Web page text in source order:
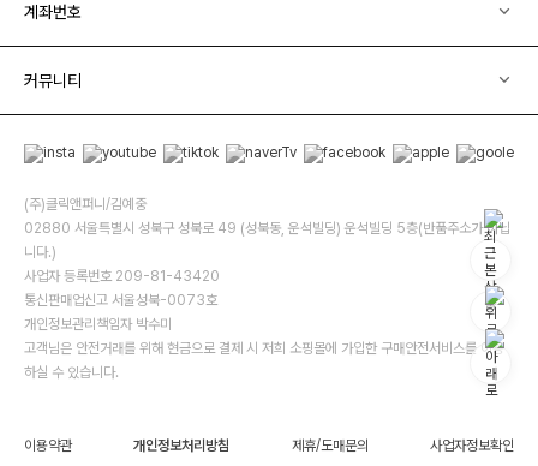
계좌번호
커뮤니티
(주)클릭앤퍼니/김예중
02880 서울특별시 성북구 성북로 49 (성북동, 운석빌딩) 운석빌딩 5층(반품주소가 아닙
니다.)
사업자 등록번호 209-81-43420
통신판매업신고 서울성북-0073호
개인정보관리책임자 박수미
고객님은 안전거래를 위해 현금으로 결제 시 저희 소핑몰에 가입한 구매안전서비스를 이용
하실 수 있습니다.
이용약관 개인정보처리방침 제휴/도매문의 사업자정보확인